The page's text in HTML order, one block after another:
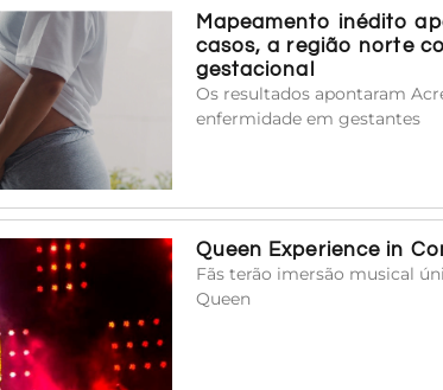
Mapeamento inédito
casos, a região norte
gestacional
Os resultados apontaram
enfermidade em gestantes
Queen Experience in
Fãs terão imersão musical
Queen